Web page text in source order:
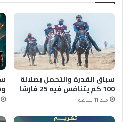
سباق القدرة والتحمل بصلالة
100 كم يتنافس فيه 25 فارسًا
منذ 11 ساعة